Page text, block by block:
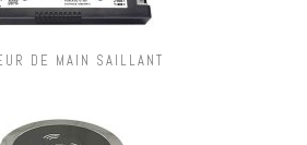
DE MAIN SAILLANT